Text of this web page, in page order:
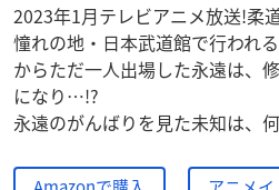
2023年1月テレビアニメ放送!柔
憧れの地・日本武道館で行われ
からただ一人出場した永遠は、
になり…!?
永遠のがんばりを見た未知は、